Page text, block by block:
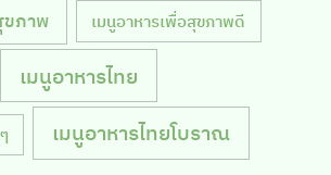
ขภาพ เมนูอาหารเพื่อสุขภาพดี
เมนูอาหารไทย
เมนูอาหารไทยโบราณ